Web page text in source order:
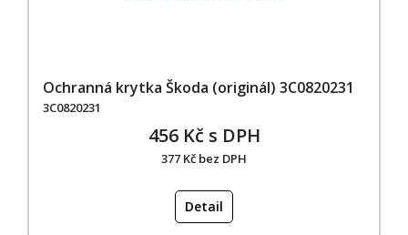
Ochranná krytka Škoda (originál) 3C0820231
3C0820231
456 Kč s DPH
377 Kč bez DPH
Detail